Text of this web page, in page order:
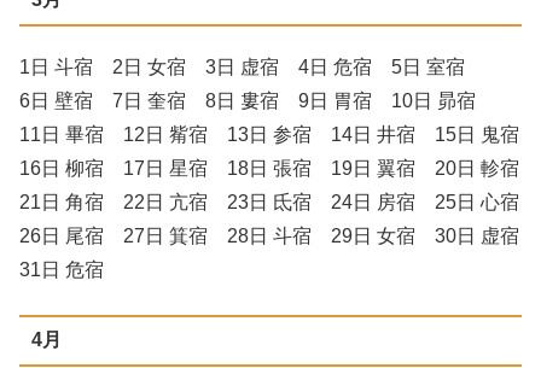
1日 斗宿 2日 女宿 3日 虚宿 4日 危宿 5日 室宿
6日 壁宿 7日 奎宿 8日 婁宿 9日 胃宿 10日 昴宿
11日 畢宿 12日 觜宿 13日 参宿 14日 井宿 15日 鬼宿
16日 柳宿 17日 星宿 18日 張宿 19日 翼宿 20日 軫宿
21日 角宿 22日 亢宿 23日 氐宿 24日 房宿 25日 心宿
26日 尾宿 27日 箕宿 28日 斗宿 29日 女宿 30日 虚宿
31日 危宿
4月